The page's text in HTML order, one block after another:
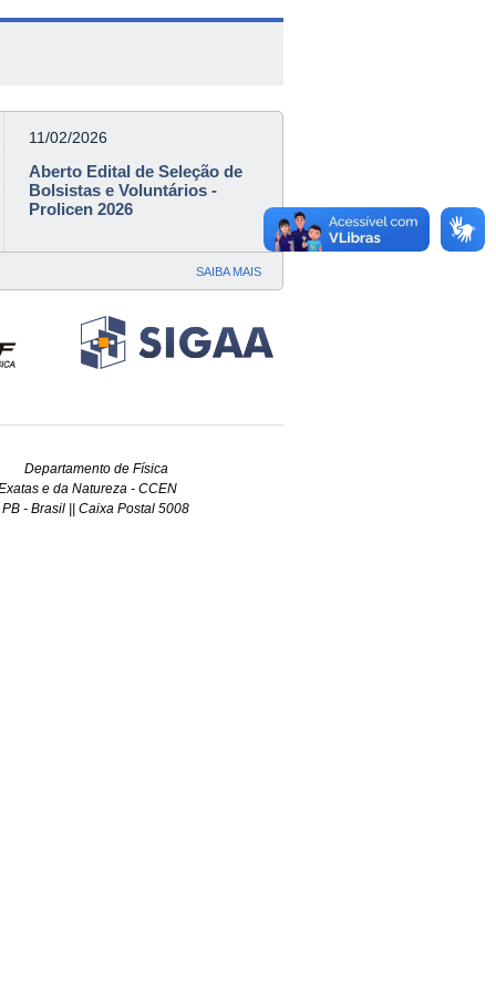
11/02/2026
Aberto Edital de Seleção de
Bolsistas e Voluntários -
Prolicen 2026
SAIBA MAIS
- CCEN
Brasil || Caixa Postal 5008